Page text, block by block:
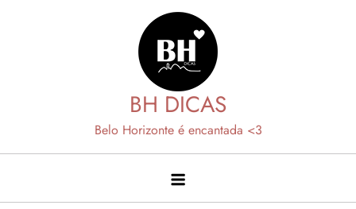
BH DICAS
Belo Horizonte é encantada <3